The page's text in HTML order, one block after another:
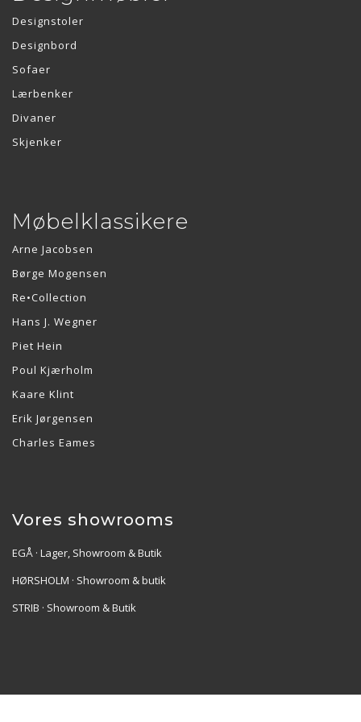
Designstoler
Designbord
Sofaer
Lærbenker
Divaner
Skjenker
Møbelklassikere
Arne Jacobsen
Børge Mogensen
Re•Collection
Hans J. Wegner
Piet Hein
Poul Kjærholm
Kaare Klint
Erik Jørgensen
Charles Eames
Vores showrooms
EGÅ · Lager, Showroom & Butik
HØRSHOLM · Showroom & butik
STRIB · Showroom & Butik